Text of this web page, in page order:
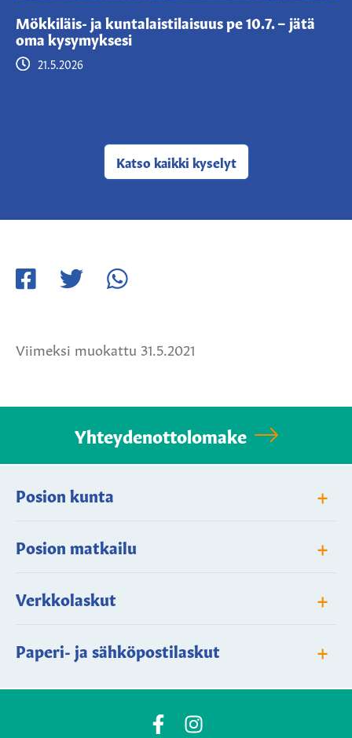
21.5.2026
Mökkiläis- ja kuntalaistilaisuus pe 10.7. – jätä
oma kysymyksesi
Katso kaikki kyselyt
Viimeksi muokattu 31.5.2021
Yhteydenottolomake
Posion kunta +
Posion matkailu +
Verkkolaskut +
Paperi- ja sähköpostilaskut +
Posio Posio